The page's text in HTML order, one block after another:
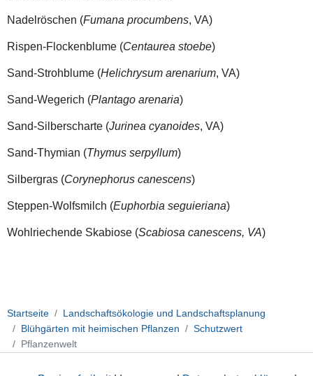
Nadelröschen (Fumana procumbens, VA)
Rispen-Flockenblume (Centaurea stoebe)
Sand-Strohblume (Helichrysum arenarium, VA)
Sand-Wegerich (Plantago arenaria)
Sand-Silberscharte (Jurinea cyanoides, VA)
Sand-Thymian (Thymus serpyllum)
Silbergras (Corynephorus canescens)
Steppen-Wolfsmilch (Euphorbia seguieriana)
Wohlriechende Skabiose (Scabiosa canescens, VA)
Startseite
Landschaftsökologie und Landschaftsplanung
Blühgärten mit heimischen Pflanzen
Schutzwert
Pflanzenwelt